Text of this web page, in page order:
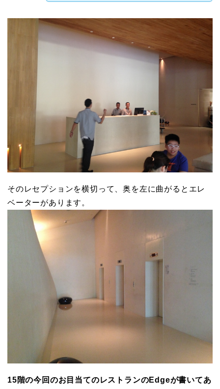
そのレセプションを横切って、奥を左に曲がるとエレ
ベーターがあります。
15階の今回のお目当てのレストランのEdgeが書いてあ